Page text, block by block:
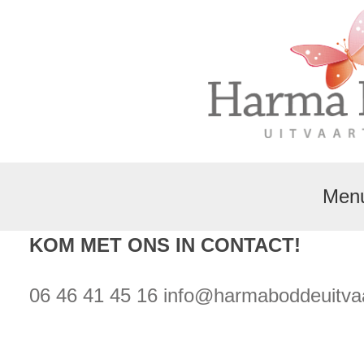
KOM MET ONS IN CONTACT!
06 46 41 45 16